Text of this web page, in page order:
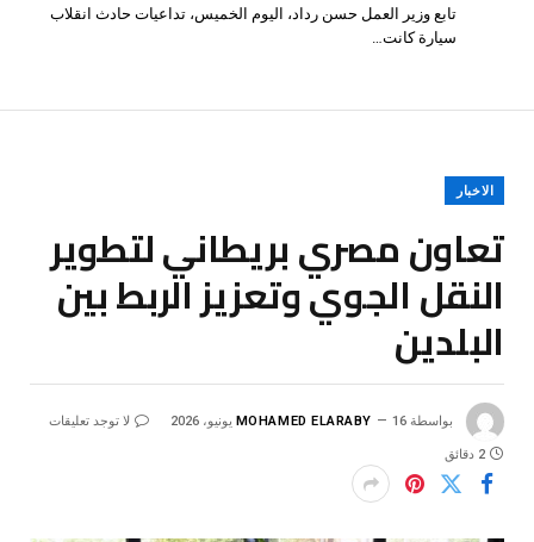
تابع وزير العمل حسن رداد، اليوم الخميس، تداعيات حادث انقلاب
سيارة كانت…
الاخبار
تعاون مصري بريطاني لتطوير
النقل الجوي وتعزيز الربط بين
البلدين
بواسطة MOHAMED ELARABY 16 يونيو، 2026 لا توجد تعليقات
2 دقائق